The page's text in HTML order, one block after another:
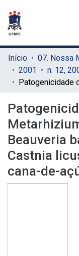
Início 07. Nossa
2001
Beauveria
Castnia
cana-de-